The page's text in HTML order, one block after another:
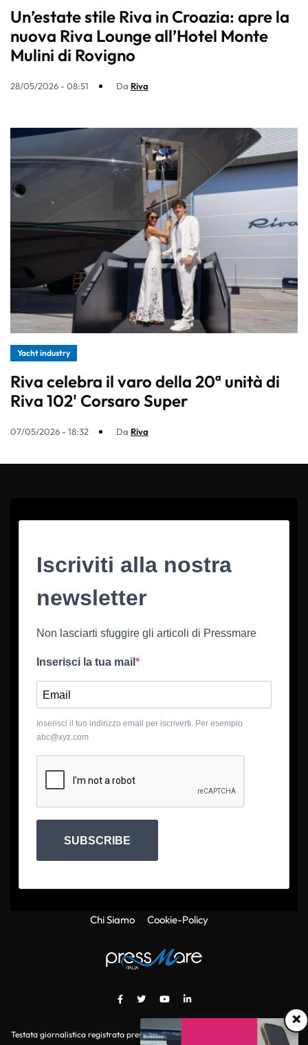
Un’estate stile Riva in Croazia: apre la
nuova Riva Lounge all’Hotel Monte
Mulini di Rovigno
28/05/2026 - 08:51 Da Riva
Yacht industry
Riva celebra il varo della 20ª unità di
Riva 102' Corsaro Super
07/05/2026 - 18:32 Da Riva
×
Iscriviti alla nostra
newsletter
Non lasciarti sfuggire gli articoli di Pressmare
Inserisci la tua mail
Inserisci il tuo indirizzo email per iscriverti. Per esempio
abc@xyz.com
SUBSCRIBE
Chi Siamo Cookie-Policy
Testata giornalistica registrata presso il Tribunale di Roma con autorizzazione